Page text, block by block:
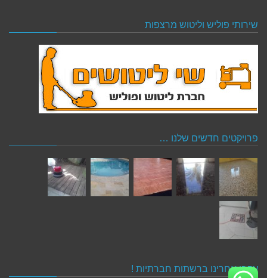
שירותי פוליש וליטוש מרצפות
פרויקטים חדשים שלנו …
עקבו אחרינו ברשתות חברתיות !